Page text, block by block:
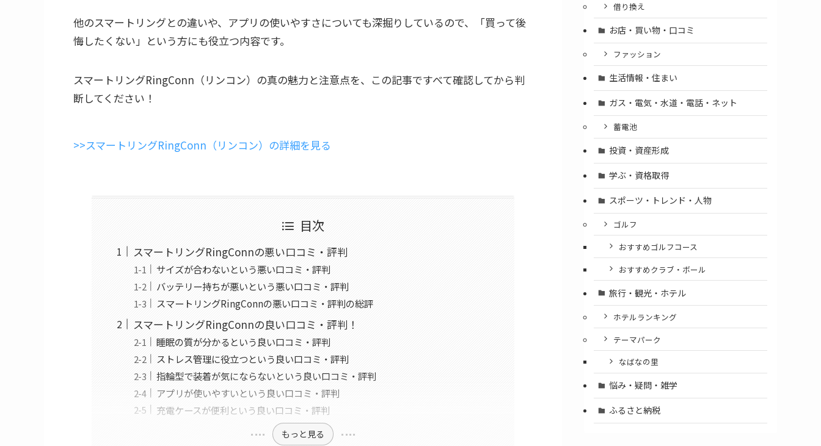
他のスマートリングとの違いや、アプリの使いやすさについても深掘りしているので、「買って後
悔したくない」という方にも役立つ内容です。
スマートリングRingConn（リンコン）の真の魅力と注意点を、この記事ですべて確認してから判
断してください！
>>スマートリングRingConn（リンコン）の詳細を見る
目次
スマートリングRingConnの悪い口コミ・評判
サイズが合わないという悪い口コミ・評判
バッテリー持ちが悪いという悪い口コミ・評判
スマートリングRingConnの悪い口コミ・評判の総評
スマートリングRingConnの良い口コミ・評判！
睡眠の質が分かるという良い口コミ・評判
ストレス管理に役立つという良い口コミ・評判
指輪型で装着が気にならないという良い口コミ・評判
アプリが使いやすいという良い口コミ・評判
充電ケースが便利という良い口コミ・評判
もっと見る
借り換え
お店・買い物・口コミ
ファッション
生活情報・住まい
ガス・電気・水道・電話・ネット
蓄電池
投資・資産形成
学ぶ・資格取得
スポーツ・トレンド・人物
ゴルフ
おすすめゴルフコース
おすすめクラブ・ボール
旅行・観光・ホテル
ホテルランキング
テーマパーク
なばなの里
悩み・疑問・雑学
ふるさと納税